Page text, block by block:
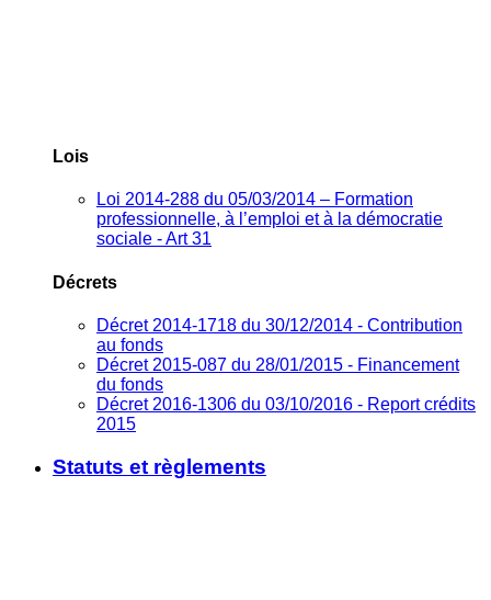
Lois
Loi 2014-288 du 05/03/2014 – Formation
professionnelle, à l’emploi et à la démocratie
sociale - Art 31
Décrets
Décret 2014-1718 du 30/12/2014 - Contribution
au fonds
Décret 2015-087 du 28/01/2015 - Financement
du fonds
Décret 2016-1306 du 03/10/2016 - Report crédits
2015
Statuts et règlements